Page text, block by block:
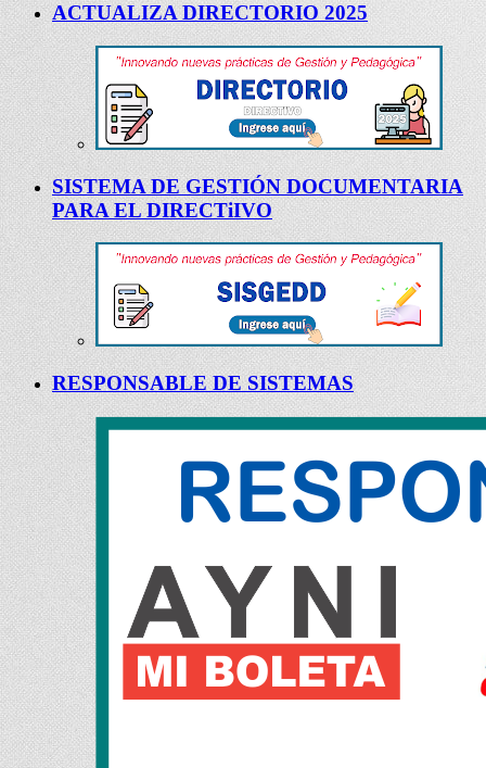
ACTUALIZA DIRECTORIO 2025
SISTEMA DE GESTIÓN DOCUMENTARIA
PARA EL DIRECTiIVO
RESPONSABLE DE SISTEMAS